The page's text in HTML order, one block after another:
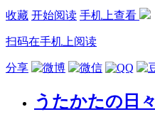
收藏 开始阅读 手机上查看
扫码在手机上阅读
分享
うたかたの日々